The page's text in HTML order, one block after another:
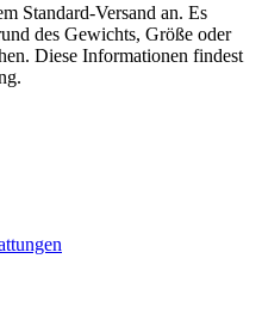
Standard-Versand an. Es
des Gewichts, Größe oder
Diese Informationen findest